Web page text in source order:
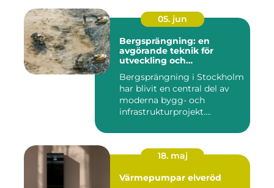
05. jun
Bergsprängning: en
avgörande teknik för
utveckling och
Bergsprängning i Stockholm
har blivit en central del av
moderna bygg- och
infrastrukturprojekt....
18. maj
Värmepumpar elveröd